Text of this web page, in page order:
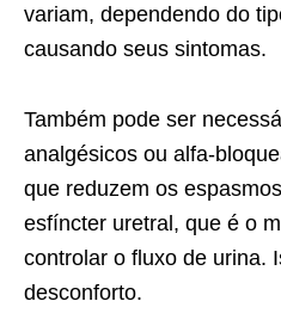
variam, dependendo do
causando seus sintomas.
Também pode ser
analgésicos ou alfa-
que reduzem os
esfíncter uretral, que é o
controlar o fluxo de urina.
desconforto.